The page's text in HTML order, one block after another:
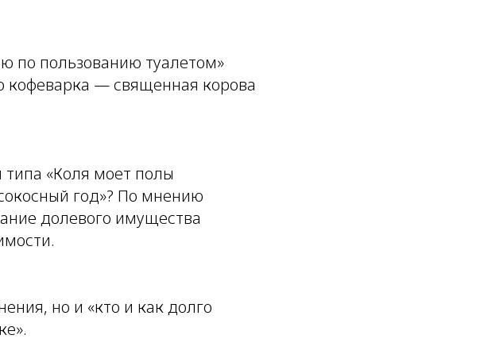
по пользованию туалетом»
кофеварка — священная корова
«Коля моет полы
год»? По мнению
долевого имущества
но и «кто и как долго